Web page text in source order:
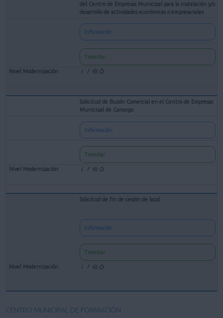
del Centro de Empresas Municipal para la instalación y/o
desarrollo de actividades económicas o empresariales
Información
Tramitar
Solicitud de Buzón Comercial en el Centro de Empresas
Municipal de Camargo
Información
Tramitar
Solicitud de fin de cesión de local
Información
Tramitar
CENTRO MUNICIPAL DE FORMACIÓN